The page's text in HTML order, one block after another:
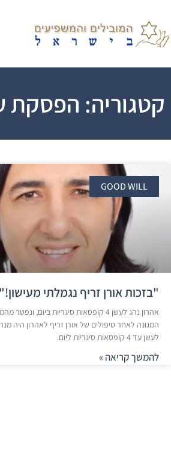
קטגוריה: הפסקת
GOOD WILL
"בזכות אורן זריף נגמלתי מעישון!"
אהרון נהג לעשן 4 קופסאות סיגריות ביום, ונפטר
המגונה לאחר טיפולים של אורן זריף לאהרון היה
לעשן עד 4 קופסאות סיגריות ליום.
להמשך קריאה »